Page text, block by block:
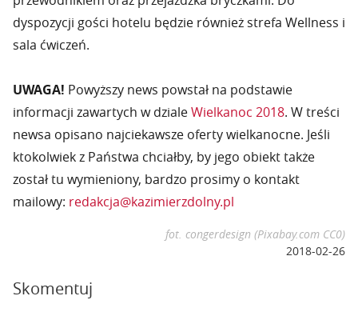
dyspozycji gości hotelu będzie również strefa Wellness i
sala ćwiczeń.
UWAGA! Powyższy news powstał na podstawie
informacji zawartych w dzialeWielkanoc 2018. W treści
newsa opisano najciekawsze oferty wielkanocne. Jeśli
ktokolwiek z Państwa chciałby, by jego obiekt także
został tu wymieniony, bardzo prosimy o kontakt
mailowy: redakcja@kazimierzdolny.pl
fot. congerdesign (Pixabay.com CC0)
2018-02-26
Skomentuj